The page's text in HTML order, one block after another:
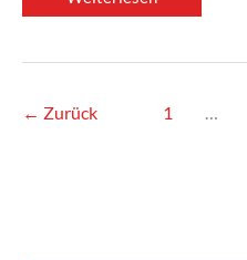
← Zurück 1 …